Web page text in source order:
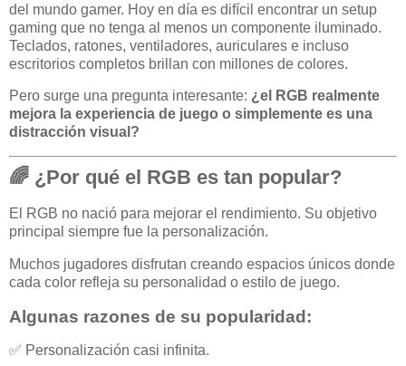
del mundo gamer. Hoy en día es difícil encontrar un setup
gaming que no tenga al menos un componente iluminado.
Teclados, ratones, ventiladores, auriculares e incluso
escritorios completos brillan con millones de colores.
Pero surge una pregunta interesante: ¿el RGB realmente
mejora la experiencia de juego o simplemente es una
distracción visual?
🌈 ¿Por qué el RGB es tan popular?
El RGB no nació para mejorar el rendimiento. Su objetivo
principal siempre fue la personalización.
Muchos jugadores disfrutan creando espacios únicos donde
cada color refleja su personalidad o estilo de juego.
Algunas razones de su popularidad:
✅ Personalización casi infinita.